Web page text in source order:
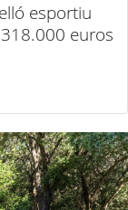
esportiu
euros